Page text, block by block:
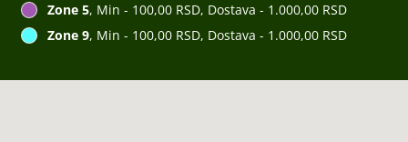
Zone 5, Min - 100,00 RSD, Dostava - 1.000,00 RSD
Zone 9, Min - 100,00 RSD, Dostava - 1.000,00 RSD